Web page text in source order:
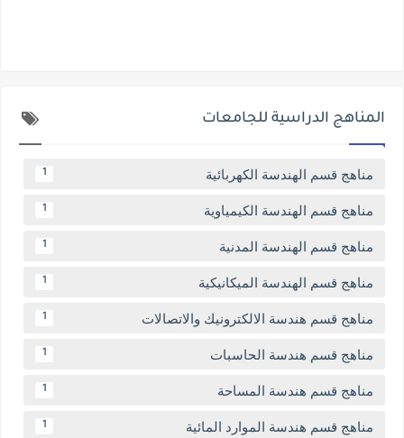
المناهج الدراسية للجامعات
مناهج قسم الهندسة الكهربائية 1
مناهج قسم الهندسة الكيمياوية 1
مناهج قسم الهندسة المدنية 1
مناهج قسم الهندسة الميكانيكية 1
مناهج قسم هندسة الالكترونيك والاتصالات 1
مناهج قسم هندسة الحاسبات 1
مناهج قسم هندسة المساحة 1
مناهج قسم هندسة الموارد المائية 1